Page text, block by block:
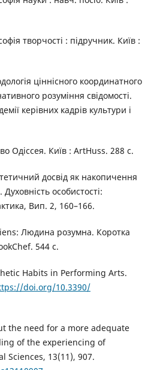
творчості : підручник. Київ :
ціннісного координатного
розуміння свідомості.
керівних кадрів культури і
Одіссея. Київ : ArtHuss. 288 с.
досвід як накопичення
особистості:
Вип. 2, 160–166.
Людина розумна. Коротка
544 с.
Habits in Performing Arts.
doi.org/10.3390/
the need for a more adequate
of the experiencing of
Sciences, 13(11), 907.